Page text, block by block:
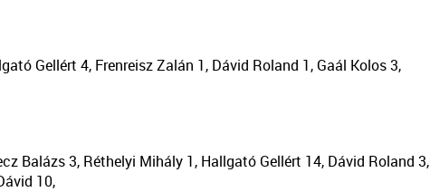
Gellért 4, Frenreisz Zalán 1, Dávid Roland 1, Gaál Kolos 3,
Balázs 3, Réthelyi Mihály 1, Hallgató Gellért 14, Dávid Roland 3,
10,